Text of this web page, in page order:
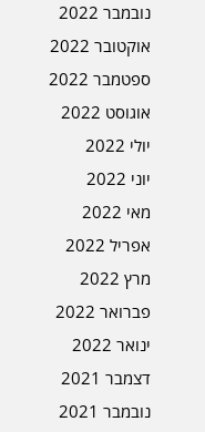
נובמבר 2022
אוקטובר 2022
ספטמבר 2022
אוגוסט 2022
יולי 2022
יוני 2022
מאי 2022
אפריל 2022
מרץ 2022
פברואר 2022
ינואר 2022
דצמבר 2021
נובמבר 2021